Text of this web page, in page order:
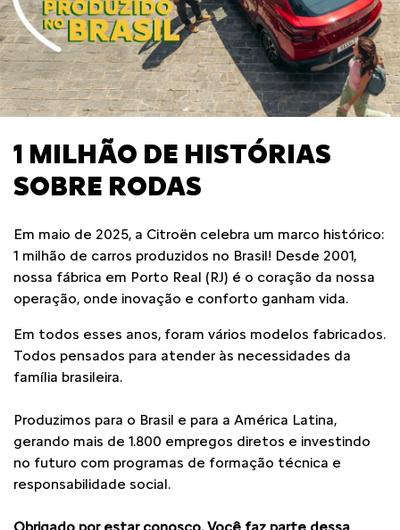
1 MILHÃO DE HISTÓRIAS
SOBRE RODAS
Em maio de 2025, a Citroën celebra um marco histórico:
1 milhão de carros produzidos no Brasil! Desde 2001,
nossa fábrica em Porto Real (RJ) é o coração da nossa
operação, onde inovação e conforto ganham vida.
Em todos esses anos, foram vários modelos fabricados.
Todos pensados para atender às necessidades da
família brasileira.
Produzimos para o Brasil e para a América Latina,
gerando mais de 1.800 empregos diretos e investindo
no futuro com programas de formação técnica e
responsabilidade social.